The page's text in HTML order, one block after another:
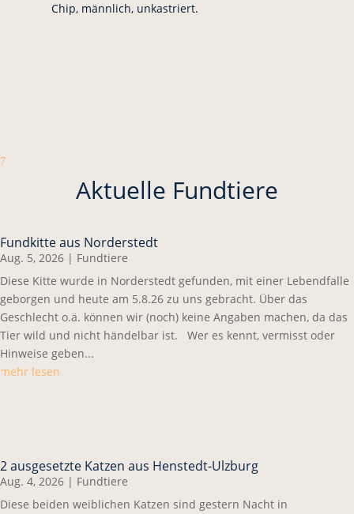
Chip, männlich, unkastriert.
7
Aktuelle Fundtiere
Fundkitte aus Norderstedt
Aug. 5, 2026 | Fundtiere
Diese Kitte wurde in Norderstedt gefunden, mit einer Lebendfalle
geborgen und heute am 5.8.26 zu uns gebracht. Über das
Geschlecht o.ä. können wir (noch) keine Angaben machen, da das
Tier wild und nicht händelbar ist. Wer es kennt, vermisst oder
Hinweise geben...
mehr lesen
2 ausgesetzte Katzen aus Henstedt-Ulzburg
Aug. 4, 2026 | Fundtiere
Diese beiden weiblichen Katzen sind gestern Nacht in